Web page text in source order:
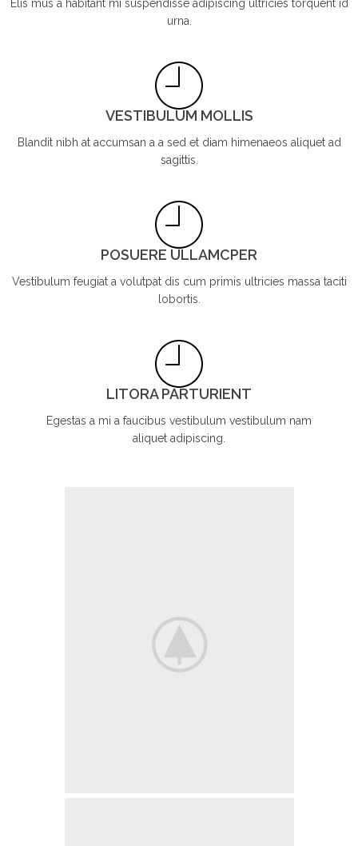
Elis mus a habitant mi suspendisse adipiscing ultricies torquent id
urna.
VESTIBULUM MOLLIS
Blandit nibh at accumsan a a sed et diam himenaeos aliquet ad
sagittis.
POSUERE ULLAMCPER
Vestibulum feugiat a volutpat dis cum primis ultricies massa taciti
lobortis.
LITORA PARTURIENT
Egestas a mi a faucibus vestibulum vestibulum nam
aliquet adipiscing.